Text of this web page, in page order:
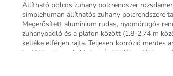
Állítható polcos zuhany polcrendszer
simplehuman állíthatós zuhany polcrendszere
Megerősített aluminium rudas, nyomórugós
zuhanypadló és a plafon között (1.8-2,74 m
kelléke elférjen rajta. Teljesen korrózió
legtöbb zuhany kabinban és fürdőben jól
vagy mosdóruha felakasztásához. Speciálisan